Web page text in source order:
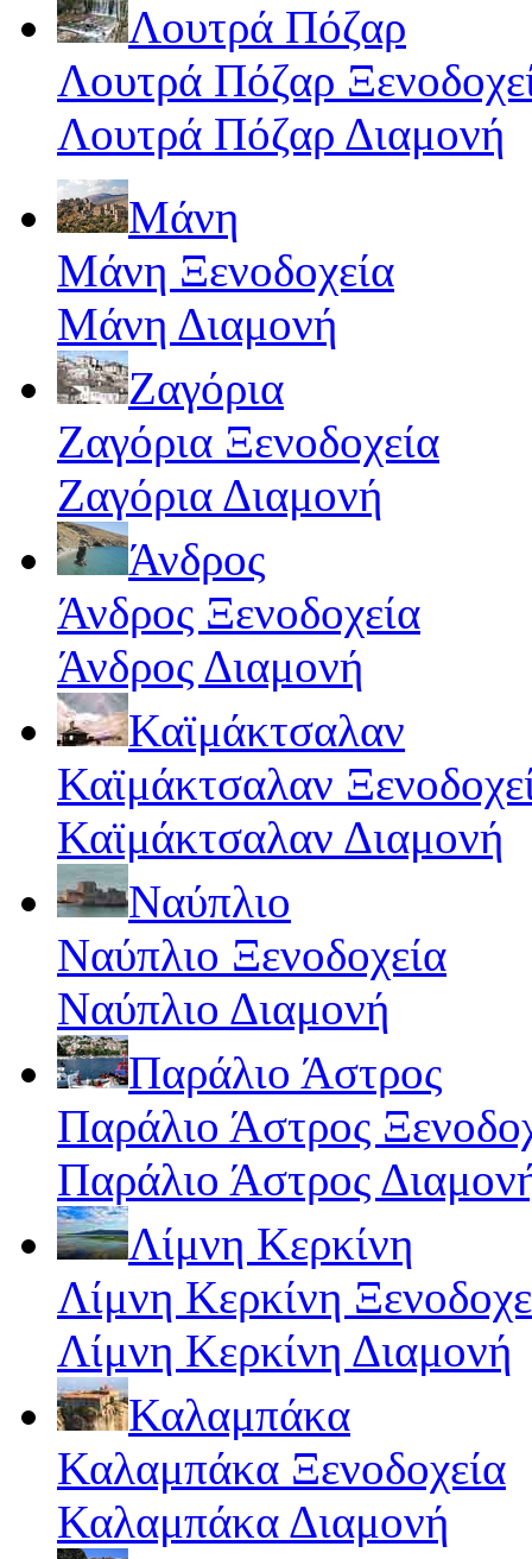
Λουτρά Πόζαρ
Λουτρά Πόζαρ
Λουτρά Πόζαρ Διαμονή
Μάνη
Μάνη Ξενοδοχεία
Μάνη Διαμονή
Ζαγόρια
Ζαγόρια Ξενοδοχεία
Ζαγόρια Διαμονή
Άνδρος
Άνδρος Ξενοδοχεία
Άνδρος Διαμονή
Καϊμάκτσαλαν
Καϊμάκτσαλαν
Καϊμάκτσαλαν Διαμονή
Ναύπλιο
Ναύπλιο Ξενοδοχεία
Ναύπλιο Διαμονή
Παράλιο Άστρος
Παράλιο Άστρος
Παράλιο Άστρος
Λίμνη Κερκίνη
Λίμνη Κερκίνη
Λίμνη Κερκίνη Διαμονή
Καλαμπάκα
Καλαμπάκα Ξενοδοχεία
Καλαμπάκα Διαμονή